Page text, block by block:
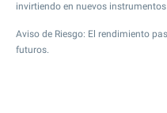
invirtiendo en nuevos
Aviso de Riesgo: El rendimiento
futuros.